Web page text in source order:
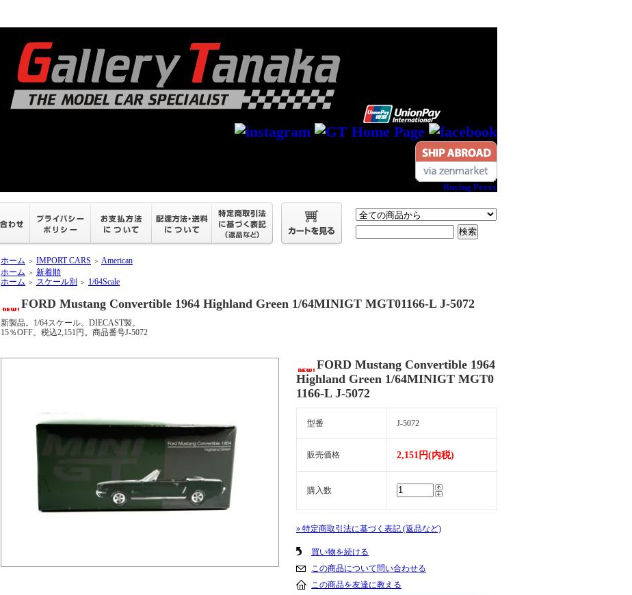
Buying Proxy
ホーム ＞ IMPORT CARS ＞ American
ホーム ＞ 新着順
ホーム ＞ スケール別 ＞ 1/64Scale
FORD Mustang Convertible 1964 Highland Green 1/64MINIGT MGT01166-L J-5072
新製品。1/64スケール。DIECAST製。
15％OFF。税込2,151円。商品番号J-5072
FORD Mustang Convertible 1964
Highland Green 1/64MINIGT MGT0
1166-L J-5072
型番 J-5072
販売価格 2,151円(内税)
購入数
» 特定商取引法に基づく表記 (返品など)
買い物を続ける
この商品について問い合わせる
この商品を友達に教える